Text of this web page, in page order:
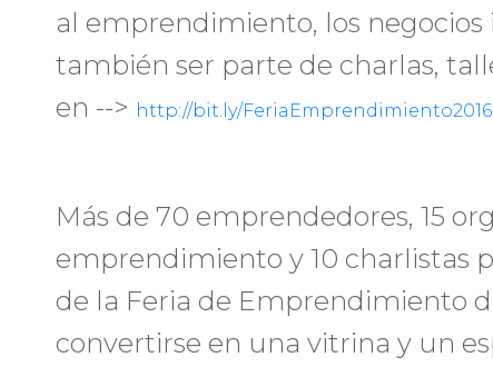
al emprendimiento, los negocios
también ser parte de charlas,
en --> http://bit.ly/FeriaEmprendimiento2016
Más de 70 emprendedores, 15
emprendimiento y 10 charlistas
de la Feria de Emprendimiento
convertirse en una vitrina y un